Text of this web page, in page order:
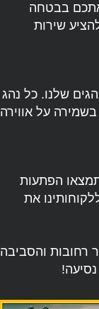
בבטחה
שירות
שלנו. כל נהג
על אווירה
הפתעות
את
ספיישל בעיר רחובות והסביבה